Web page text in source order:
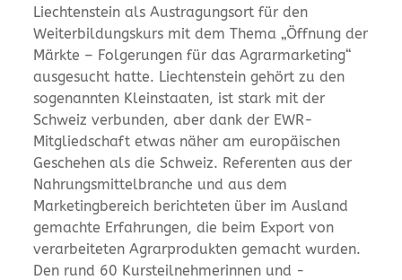
Liechtenstein als Austragungsort für den
Weiterbildungskurs mit dem Thema „Öffnung der
Märkte – Folgerungen für das Agrarmarketing“
ausgesucht hatte. Liechtenstein gehört zu den
sogenannten Kleinstaaten, ist stark mit der
Schweiz verbunden, aber dank der EWR-
Mitgliedschaft etwas näher am europäischen
Geschehen als die Schweiz. Referenten aus der
Nahrungsmittelbranche und aus dem
Marketingbereich berichteten über im Ausland
gemachte Erfahrungen, die beim Export von
verarbeiteten Agrarprodukten gemacht wurden.
Den rund 60 Kursteilnehmerinnen und -